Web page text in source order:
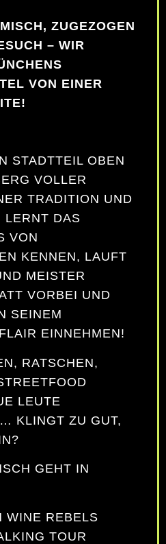
ZUGEZOGEN
– WIR
VON EINER
STADTTEIL OBEN
VOLLER
TRADITION UND
LERNT DAS
VON
KENNEN, LAUFT A
MEISTER E
VORBEI UND L
E
EINNEHMEN!
RATSCHEN,
LEUTE
KLINGT ZU GUT,
GEHT IN
WINE REBELS
TOUR